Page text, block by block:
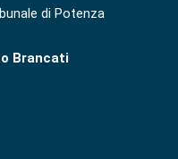
di Potenza
Brancati